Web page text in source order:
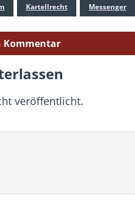
Kartellrecht Messenger
Kommentar
veröffentlicht.